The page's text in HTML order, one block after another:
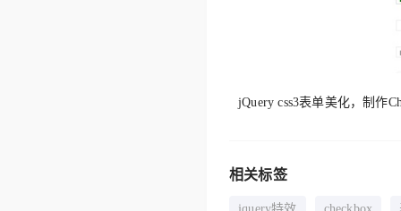
jQuery css3表单美化，制作
相关标签